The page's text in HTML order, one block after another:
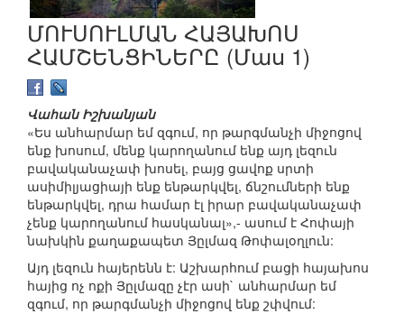
ՄՈՒՍՈՒԼՄԱՆ ՀԱՅԱԽՈՍ
ՀԱՄՇԵՆՑԻՆԵՐԸ (Մաս 1)
Վահան Իշխանյան
«Ես անհարմար եմ զգում, որ թարգմանչի միջոցով
ենք խոսում, մենք կարողանում ենք այդ լեզուն
բավականաչափ խոսել, բայց ցավոք սրտի
ասիմիլյացիայի ենք ենթարկվել, ճնշումների ենք
ենթարկվել, դրա համար էլ իրար բավականաչափ
չենք կարողանում հասկանալ»,- ասում է Հոփայի
նախկին քաղաքապետ Յըլմազ Թոփալօղլուն:
Այդ լեզուն հայերենն է: Աշխարհում բացի հայախոս
հայից ոչ ոքի Յըլմազը չէր ասի` անհարմար եմ
զգում, որ թարգմանչի միջոցով ենք շփվում: